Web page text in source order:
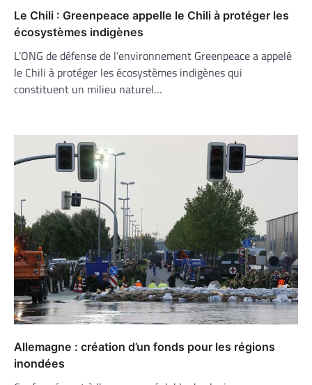
Le Chili : Greenpeace appelle le Chili à protéger les
écosystèmes indigènes
L’ONG de défense de l’environnement Greenpeace a appelé
le Chili à protéger les écosystèmes indigènes qui
constituent un milieu naturel…
Allemagne : création d’un fonds pour les régions
inondées